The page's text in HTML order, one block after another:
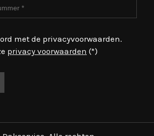
met de privacyvoorwaarden.
privacy voorwaarden (*)